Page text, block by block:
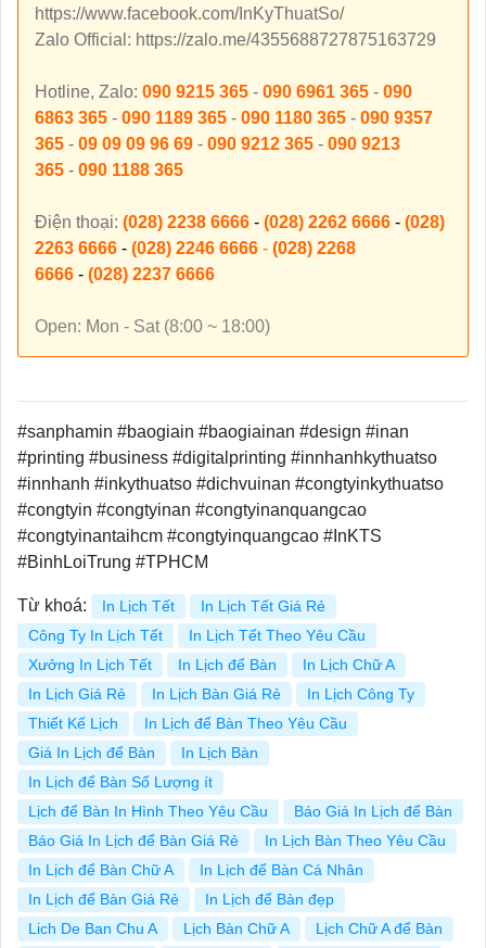
https://www.facebook.com/InKyThuatSo/
Zalo Official: https://zalo.me/4355688727875163729
Hotline, Zalo: 090 9215 365 - 090 6961 365 - 090
6863 365 - 090 1189 365 - 090 1180 365 - 090 9357
365 - 09 09 09 96 69 - 090 9212 365 - 090 9213
365 - 090 1188 365
Điện thoại: (028) 2238 6666 - (028) 2262 6666 - (028)
2263 6666 - (028) 2246 6666 - (028) 2268
6666 - (028) 2237 6666
Open: Mon - Sat (8:00 ~ 18:00)
#sanphamin #baogiain #baogiainan #design #inan
#printing #business #digitalprinting #innhanhkythuatso
#innhanh #inkythuatso #dichvuinan #congtyinkythuatso
#congtyin #congtyinan #congtyinanquangcao
#congtyinantaihcm #congtyinquangcao #InKTS
#BinhLoiTrung #TPHCM
Từ khoá: In Lịch Tết
In Lịch Tết Giá Rẻ
Công Ty In Lịch Tết
In Lịch Tết Theo Yêu Cầu
Xưởng In Lịch Tết
In Lịch để Bàn
In Lịch Chữ A
In Lịch Giá Rẻ
In Lịch Bàn Giá Rẻ
In Lịch Công Ty
Thiết Kế Lịch
In Lịch để Bàn Theo Yêu Cầu
Giá In Lịch để Bàn
In Lịch Bàn
In Lịch để Bàn Số Lượng ít
Lịch để Bàn In Hình Theo Yêu Cầu
Báo Giá In Lịch để Bàn
Báo Giá In Lịch để Bàn Giá Rẻ
In Lịch Bàn Theo Yêu Cầu
In Lịch để Bàn Chữ A
In Lịch để Bàn Cá Nhân
In Lịch để Bàn Giá Rẻ
In Lịch để Bàn đẹp
Lich De Ban Chu A
Lịch Bàn Chữ A
Lịch Chữ A để Bàn